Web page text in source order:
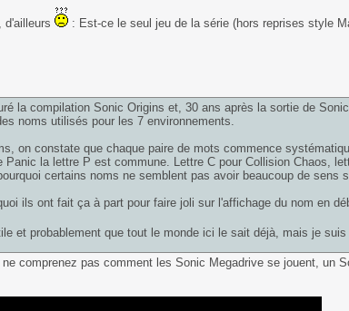
d'ailleurs
: Est-ce le seul jeu de la série (hors reprises style
la compilation Sonic Origins et, 30 ans après la sortie de
noms utilisés pour les 7 environnements.
on constate que chaque paire de mots commence
Panic la lettre P est commune. Lettre C pour Collision Chaos,
certains noms ne semblent pas avoir beaucoup de sens
ils ont fait ça à part pour faire joli sur l'affichage du nom en
et probablement que tout le monde ici le sait déjà, mais je
comprenez pas comment les Sonic Megadrive se jouent, un